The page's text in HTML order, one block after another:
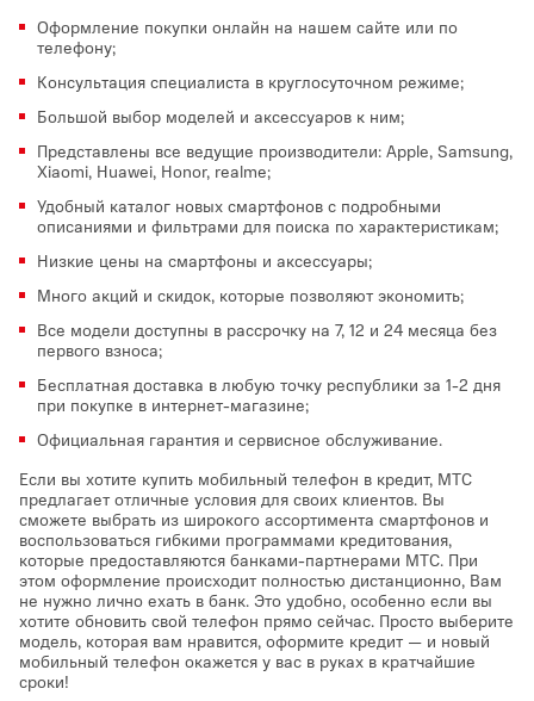
Оформление покупки онлайн на нашем сайте или по
телефону;
Консультация специалиста в круглосуточном режиме;
Большой выбор моделей и аксессуаров к ним;
Представлены все ведущие производители: Apple, Samsung,
Xiaomi, Huawei, Honor, realme;
Удобный каталог новых смартфонов с подробными
описаниями и фильтрами для поиска по характеристикам;
Низкие цены на смартфоны и аксессуары;
Много акций и скидок, которые позволяют экономить;
Все модели доступны в рассрочку на 7, 12 и 24 месяца без
первого взноса;
Бесплатная доставка в любую точку республики за 1-2 дня
при покупке в интернет-магазине;
Официальная гарантия и сервисное обслуживание.
Если вы хотите купить мобильный телефон в кредит, МТС
предлагает отличные условия для своих клиентов. Вы
сможете выбрать из широкого ассортимента смартфонов и
воспользоваться гибкими программами кредитования,
которые предоставляются банками-партнерами МТС. При
этом оформление происходит полностью дистанционно, Вам
не нужно лично ехать в банк. Это удобно, особенно если вы
хотите обновить свой телефон прямо сейчас. Просто выберите
модель, которая вам нравится, оформите кредит — и новый
мобильный телефон окажется у вас в руках в кратчайшие
сроки!